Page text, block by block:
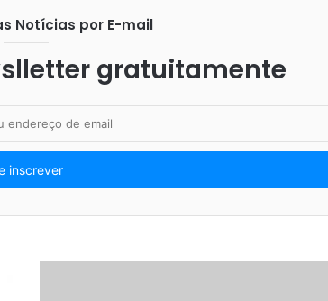
Notícias por E-mail
gratuitamente